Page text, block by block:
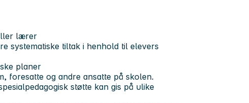
lærer
systematiske tiltak i henhold til elevers
planer
foresatte og andre ansatte på skolen.
støtte kan gis på ulike